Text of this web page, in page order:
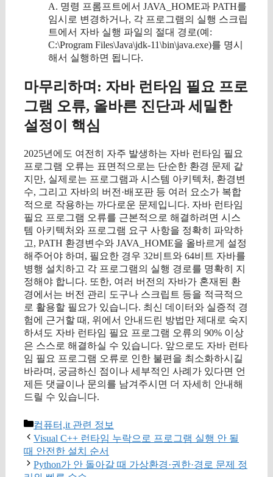
A. 명령 프롬프트에서 JAVA_HOME과 PATH를
임시로 변경하거나, 각 프로그램의 실행 스크립
트에서 자바 실행 파일의 절대 경로(예:
C:\Program Files\Java\jdk-11\bin\java.exe)를 명시
해서 실행하면 됩니다.
마무리하며: 자바 런타임 필요 프로
그램 오류, 올바른 진단과 세밀한
설정이 핵심
2025년에도 여전히 자주 발생하는 자바 런타임 필요
프로그램 오류는 표면적으로는 단순한 환경 문제 같
지만, 실제로는 프로그램과 시스템 아키텍처, 환경변
수, 그리고 자바의 버전·배포판 등 여러 요소가 복합
적으로 작용하는 까다로운 문제입니다. 자바 런타임
필요 프로그램 오류를 근본적으로 해결하려면 시스
템 아키텍처와 프로그램 요구 사항을 정확히 파악하
고, PATH 환경변수와 JAVA_HOME을 올바르게 설정
해주어야 하며, 필요한 경우 32비트와 64비트 자바를
병행 설치하고 각 프로그램의 실행 경로를 명확히 지
정해야 합니다. 또한, 여러 버전의 자바가 혼재된 환
경에서는 버전 관리 도구나 스크립트 등을 적극적으
로 활용할 필요가 있습니다. 최신 데이터와 실증적 경
험에 근거할 때, 위에서 안내드린 방법만 제대로 숙지
하셔도 자바 런타임 필요 프로그램 오류의 90% 이상
은 스스로 해결하실 수 있습니다. 앞으로도 자바 런타
임 필요 프로그램 오류로 인한 불편을 최소화하시길
바라며, 궁금하신 점이나 세부적인 사례가 있다면 언
제든 댓글이나 문의를 남겨주시면 더 자세히 안내해
드릴 수 있습니다.
카
테
고
리
컴퓨터,it 관련 정보
Visual C++ 런타임 누락으로 프로그램 실행 안 될
때 안전한 설치 순서
Python가 안 돌아갈 때 가상환경·권한·경로 문제 정